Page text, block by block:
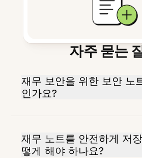
자주 묻는
재무 보안을 위한 보안 노
인가요?
재무 노트를 안전하게 저
떻게 해야 하나요?